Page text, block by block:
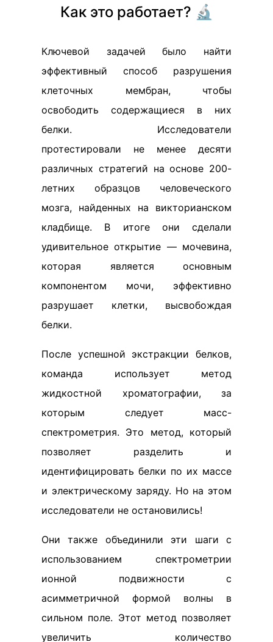
Как это работает? 🔬
Ключевой задачей было найти
эффективный способ разрушения
клеточных мембран, чтобы
освободить содержащиеся в них
белки. Исследователи
протестировали не менее десяти
различных стратегий на основе 200-
летних образцов человеческого
мозга, найденных на викторианском
кладбище. В итоге они сделали
удивительное открытие — мочевина,
которая является основным
компонентом мочи, эффективно
разрушает клетки, высвобождая
белки.
После успешной экстракции белков,
команда использует метод
жидкостной хроматографии, за
которым следует масс-
спектрометрия. Это метод, который
позволяет разделить и
идентифицировать белки по их массе
и электрическому заряду. Но на этом
исследователи не остановились!
Они также объединили эти шаги с
использованием спектрометрии
ионной подвижности с
асимметричной формой волны в
сильном поле. Этот метод позволяет
увеличить количество